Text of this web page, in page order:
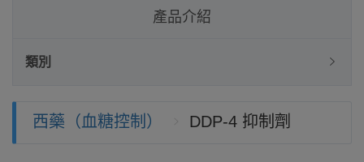
產品介紹
類別
西藥（血糖控制） DDP-4 抑制劑